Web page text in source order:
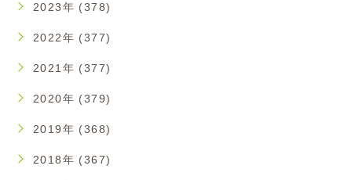
2023年 (378)
2022年 (377)
2021年 (377)
2020年 (379)
2019年 (368)
2018年 (367)